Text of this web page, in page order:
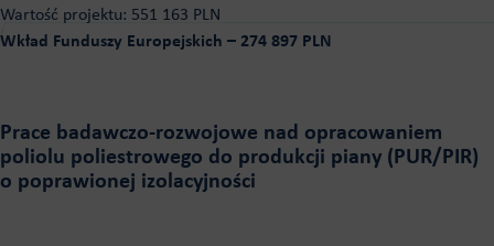
Wartość projektu: 551 163 PLN
Wkład Funduszy Europejskich – 274 897 PLN
Prace badawczo-rozwojowe nad opracowaniem
poliolu poliestrowego do produkcji piany (PUR/PIR)
o poprawionej izolacyjności